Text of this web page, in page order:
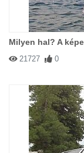
Milyen hal? A
21727 0